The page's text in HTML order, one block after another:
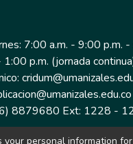
7:00 a.m. - 9:00 p.m. -
p.m. (jornada
8879680 Ext: 1228 -
your personal information